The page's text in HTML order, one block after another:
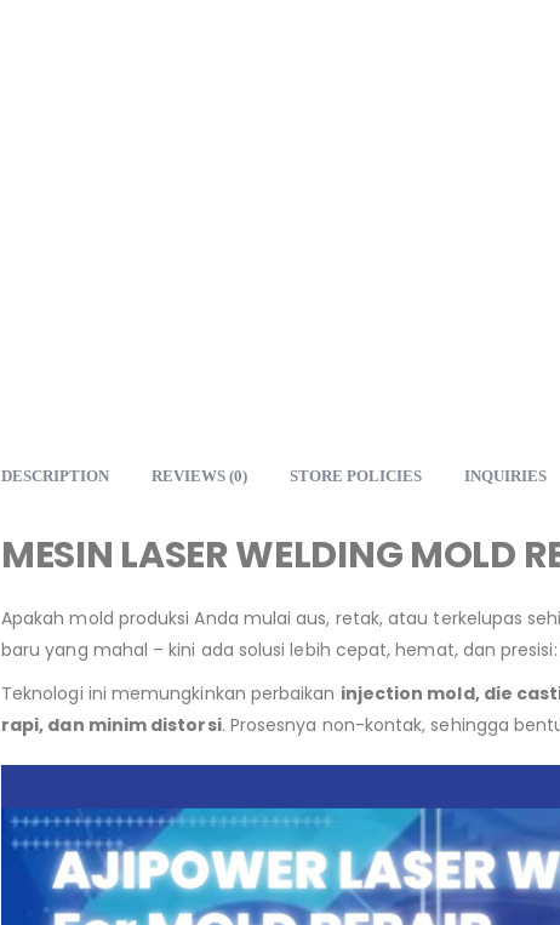
DESCRIPTION REVIEWS (0) STORE POLICIES INQUIRIES
MESIN LASER WELDING MOLD
Apakah mold produksi Anda mulai aus, retak, atau terkelupas
baru yang mahal – kini ada solusi lebih cepat, hemat, dan presisi:
Teknologi ini memungkinkan perbaikan injection mold, die
rapi, dan minim distorsi. Prosesnya non-kontak, sehingga